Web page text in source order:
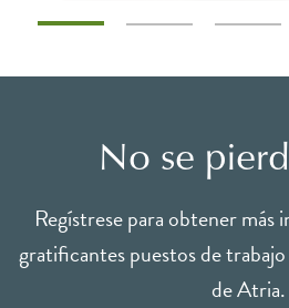
No se
Regístrese para obtener más
gratificantes puestos de
de Atria.